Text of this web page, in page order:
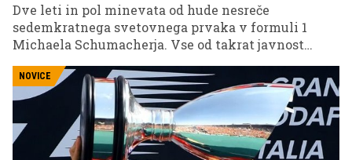
Dve leti in pol minevata od hude nesreče
sedemkratnega svetovnega prvaka v formuli 1
Michaela Schumacherja. Vse od takrat javnost
dirkaške legende. Njegova menedžerka in tiskovna
predstavnica Sabine Kehm je na nedavnem
dogodku javnosti znova ponudila nekaj skopih
informacij o njegovem stanju.
NOVICE